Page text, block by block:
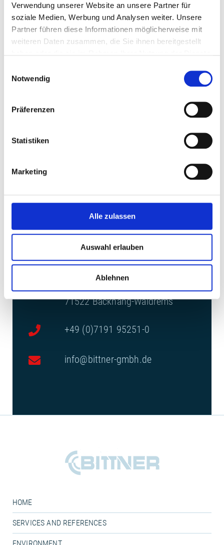
Verwendung unserer Website an unsere Partner für
soziale Medien, Werbung und Analysen weiter. Unsere
Partner führen diese Informationen möglicherweise mit
weiteren Daten zusammen, die Sie ihnen bereitgestellt
Notwendig
Präferenzen
Statistiken
Marketing
Alle zulassen
Auswahl erlauben
Ablehnen
Your personal data will be stored and used by us, as
described at thedata protection. Your data will not be shared
with third parties. You can revoke your consent at any time
Security check
INQUIRE
CONTACT US
Roland Bittner GmbH
Donaustraße 11
71522 Backnang-Waldrems
+49 (0)7191 95251-0
info@bittner-gmbh.de
HOME
SERVICES AND REFERENCES